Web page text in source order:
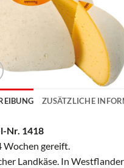
ZUSÄTZLICHE
Nr. 1418
Wochen gereift.
Landkäse. In